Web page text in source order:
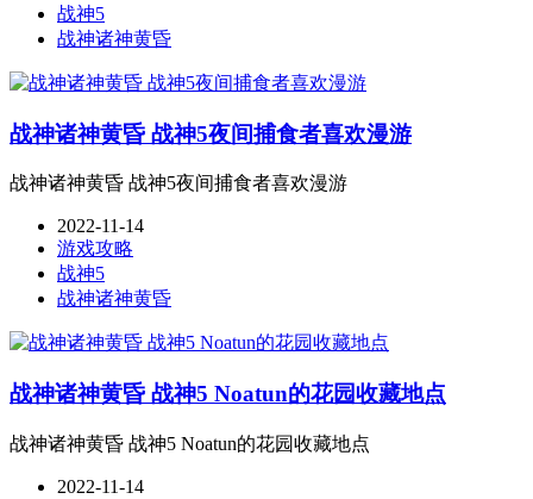
战神5
战神诸神黄昏
战神诸神黄昏 战神5夜间捕食者喜欢漫游
战神诸神黄昏 战神5夜间捕食者喜欢漫游
2022-11-14
游戏攻略
战神5
战神诸神黄昏
战神诸神黄昏 战神5 Noatun的花园收藏地点
战神诸神黄昏 战神5 Noatun的花园收藏地点
2022-11-14